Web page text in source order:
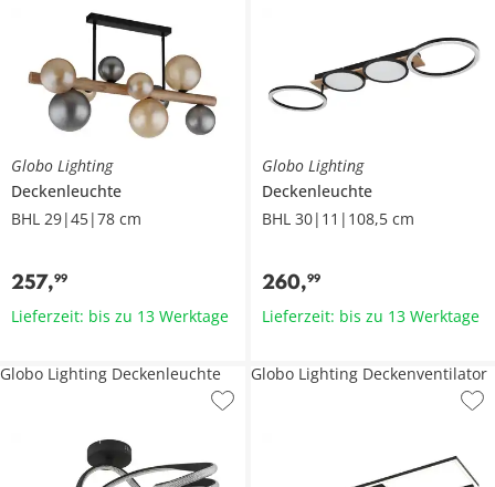
Globo Lighting
Deckenleuchte
BHL 29|45|78 cm
257,99
Lieferzeit: bis zu 13 Werktage
Globo Lighting
Deckenleuchte
BHL 30|11|108,5 cm
260,99
Lieferzeit: bis zu 13 Werktage
Globo Lighting Deckenleuchte Globo Lighting Deckenventilator